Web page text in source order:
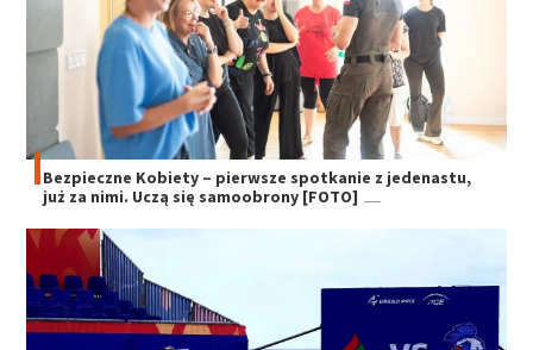
Bezpieczne Kobiety – pierwsze spotkanie z jedenastu,
już za nimi. Uczą się samoobrony [FOTO]